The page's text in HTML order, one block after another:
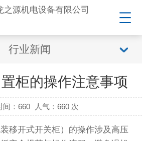
行业新闻
柜的操作注意事项
间：660 人气： 660 次
移开式开关柜）的操作涉及高压